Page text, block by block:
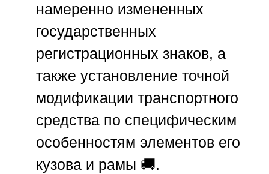
намеренно измененных
государственных
регистрационных знаков, а
также установление точной
модификации транспортного
средства по специфическим
особенностям элементов его
кузова и рамы 🚚.